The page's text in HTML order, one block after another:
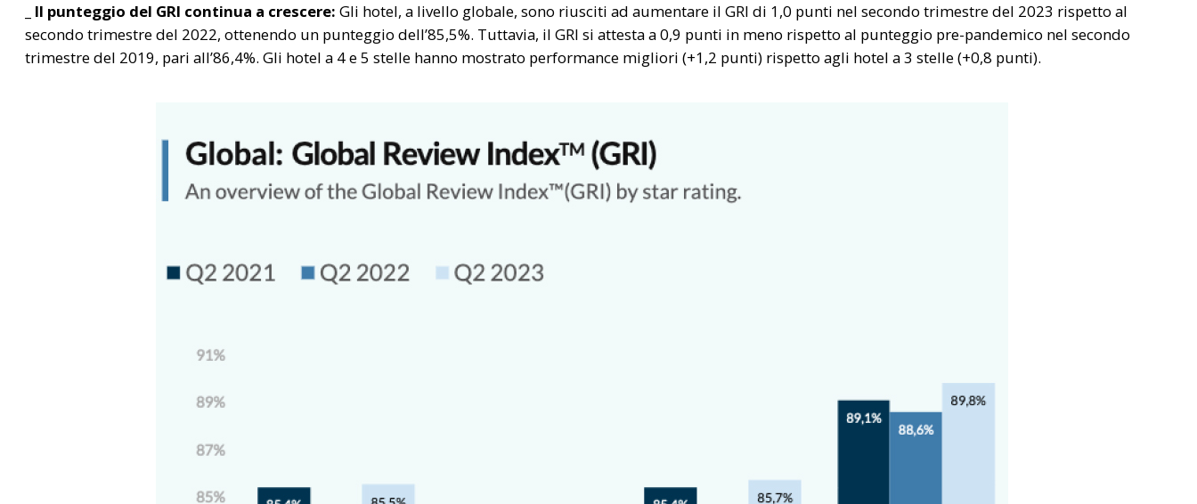
_ Il punteggio del GRI continua a crescere: Gli hotel, a livello globale, sono riusciti ad aumentare il GRI di 1,0 punti nel secondo trimestre del 2023 rispetto al
secondo trimestre del 2022, ottenendo un punteggio dell’85,5%. Tuttavia, il GRI si attesta a 0,9 punti in meno rispetto al punteggio pre-pandemico nel secondo
trimestre del 2019, pari all’86,4%. Gli hotel a 4 e 5 stelle hanno mostrato performance migliori (+1,2 punti) rispetto agli hotel a 3 stelle (+0,8 punti).